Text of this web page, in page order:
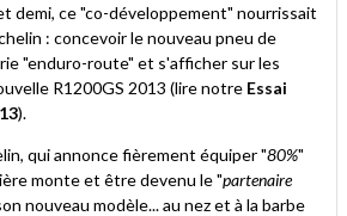
demi, ce "co-développement" nourrissait
: concevoir le nouveau pneu de
"enduro-route" et s'afficher sur les
R1200GS 2013 (lire notre Essai
).
qui annonce fièrement équiper "80%"
monte et être devenu le "partenaire
nouveau modèle... au nez et à la barbe